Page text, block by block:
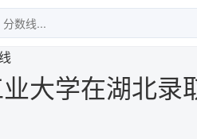
大学在湖北录